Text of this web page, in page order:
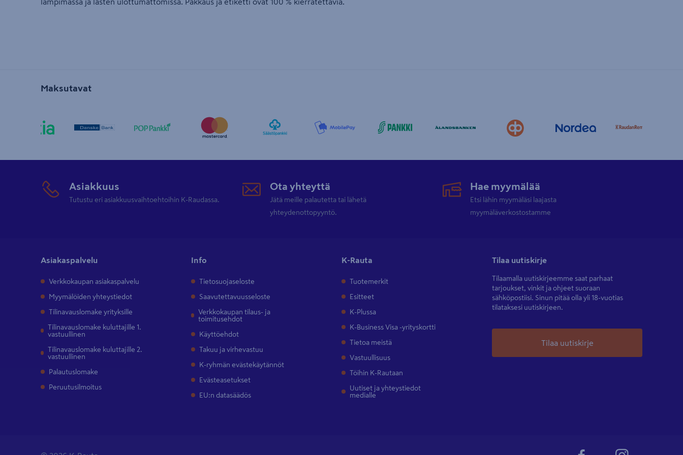
Maksutavat
Asiakkuus
Tutustu eri asiakkuusvaihtoehtoihin K-Raudassa.
Ota yhteyttä
Jätä meille palautetta tai lähetä
yhteydenottopyyntö.
Hae myymälää
Etsi lähin myymäläsi laajasta
myymäläverkostostamme
Asiakaspalvelu
Verkkokaupan asiakaspalvelu
Myymälöiden yhteystiedot
Tilinavauslomake yrityksille
Tilinavauslomake kuluttajille 1.
vastuullinen
Tilinavauslomake kuluttajille 2.
vastuullinen
Palautuslomake
Peruutusilmoitus
Info
Tietosuojaseloste
Saavutettavuusseloste
Verkkokaupan tilaus- ja
toimitusehdot
Käyttöehdot
Takuu ja virhevastuu
K-ryhmän evästekäytännöt
Evästeasetukset
EU:n datasäädös
K-Rauta
Tuotemerkit
Esitteet
K-Plussa
K-Business Visa -yrityskortti
Tietoa meistä
Vastuullisuus
Töihin K-Rautaan
Uutiset ja yhteystiedot
medialle
Tilaa uutiskirje
Tilaamalla uutiskirjeemme saat parhaat
tarjoukset, vinkit ja ohjeet suoraan
sähköpostiisi. Sinun pitää olla yli 18-vuotias
tilataksesi uutiskirjeen.
Tilaa uutiskirje